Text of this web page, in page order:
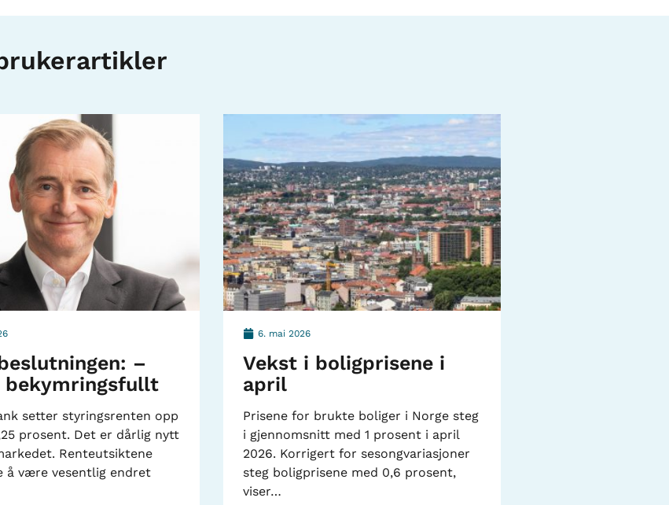
–
setter styringsrenten opp
prosent. Det er dårlig nytt
Renteutsiktene
å være vesentlig endret
6. mai 2026
Vekst i boligprisene i
april
Prisene for brukte boliger i Norge steg
i gjennomsnitt med 1 prosent i april
2026. Korrigert for sesongvariasjoner
steg boligprisene med 0,6 prosent,
viser…